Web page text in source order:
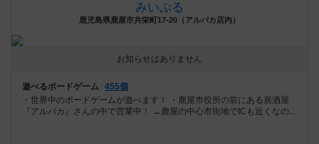
みいぷる
鹿児島県鹿屋市共栄町17-20（アルパカ店内）
お知らせはありません
遊べるボードゲーム 455個
・世界中のボードゲームが遊べます！ ・鹿屋市役所の前にある居酒屋
『アルパカ』さんの中で営業中！ →鹿屋の中心市街地でICも近くなの...